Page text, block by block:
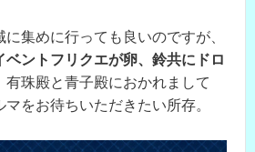
集めに行っても良いのですが、
ベントフリクエが卵、鈴共にドロ
有珠殿と青子殿におかれまして
をお待ちいただきたい所存。